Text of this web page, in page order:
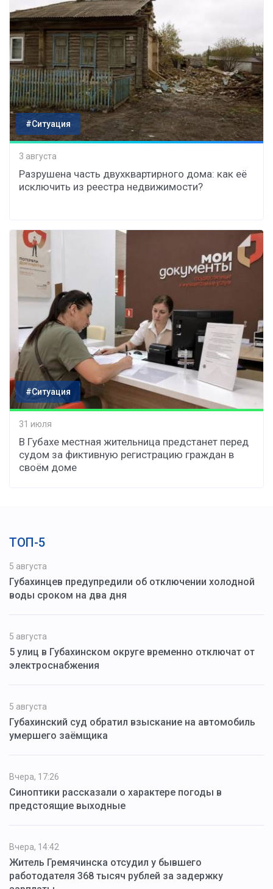
#Ситуация
3 августа
Разрушена часть двухквартирного дома: как её
исключить из реестра недвижимости?
#Ситуация
31 июля
В Губахе местная жительница предстанет перед
судом за фиктивную регистрацию граждан в
своём доме
ТОП-5
5 августа
Губахинцев предупредили об отключении холодной
воды сроком на два дня
5 августа
5 улиц в Губахинском округе временно отключат от
электроснабжения
5 августа
Губахинский суд обратил взыскание на автомобиль
умершего заёмщика
Вчера, 17:26
Синоптики рассказали о характере погоды в
предстоящие выходные
Вчера, 14:42
Житель Гремячинска отсудил у бывшего
работодателя 368 тысяч рублей за задержку